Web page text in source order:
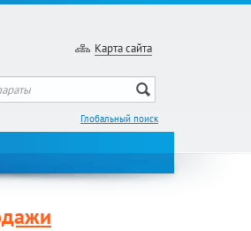
Карта сайта
Глобальный поиск